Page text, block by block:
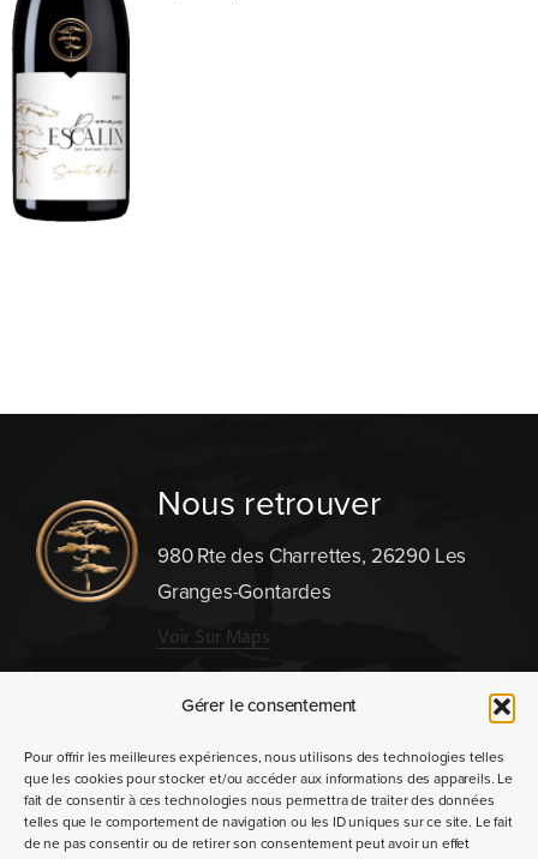
Gérer le consentement
Pour offrir les meilleures expériences, nous utilisons des technologies telles
que les cookies pour stocker et/ou accéder aux informations des appareils. Le
fait de consentir à ces technologies nous permettra de traiter des données
telles que le comportement de navigation ou les ID uniques sur ce site. Le fait
de ne pas consentir ou de retirer son consentement peut avoir un effet
Nous retrouver
980 Rte des Charrettes, 26290 Les
Granges-Gontardes
Voir Sur Maps
Nous contacter